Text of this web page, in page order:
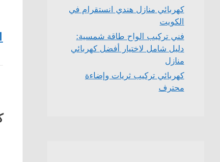
كهربائي منازل هندي انستقرام في
الكويت
فني تركيب الواح طاقة شمسية:
دليل شامل لاختيار أفضل كهربائي
منازل
كهربائي تركيب ثريات وإضاءة
محترف